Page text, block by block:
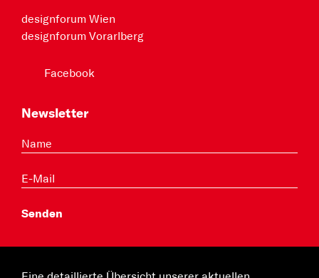
designforum Wien
designforum Vorarlberg
Facebook
Newsletter